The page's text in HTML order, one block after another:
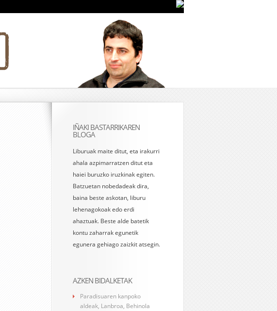
IÑAKI BASTARRIKAREN
BLOGA
Liburuak maite ditut, eta irakurri
ahala azpimarratzen ditut eta
haiei buruzko iruzkinak egiten.
Batzuetan nobedadeak dira,
baina beste askotan, liburu
lehenagokoak edo erdi
ahaztuak. Beste alde batetik
kontu zaharrak egunetik
egunera gehiago zaizkit atsegin.
AZKEN BIDALKETAK
Paradisuaren kanpoko
aldeak, Lanbroa, Behinola